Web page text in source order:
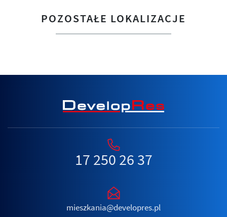
POZOSTAŁE LOKALIZACJE
17 250 26 37
mieszkania@developres.pl